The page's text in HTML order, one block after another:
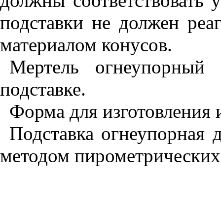
подставки не должен
материалом конусов.
Мертель огнеупорный
подставке.
Форма для
Подставка огнеупорная
методом